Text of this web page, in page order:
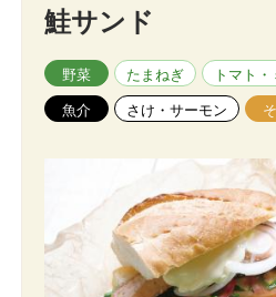
鮭サンド
野菜 たまねぎ トマト
魚介 さけ・サーモン